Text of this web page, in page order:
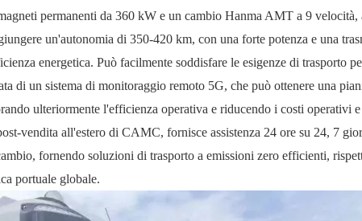
permanenti da 360 kW e un cambio Hanma AMT a 9 velocità,
un'autonomia di 350-420 km, con una forte potenza e una
energetica. Può facilmente soddisfare le esigenze di trasporto
di un sistema di monitoraggio remoto 5G, che può ottenere una
ulteriormente l'efficienza operativa e riducendo i costi operativi
vendita all'estero di CAMC, fornisce assistenza 24 ore su 24, 7
fornendo soluzioni di trasporto a emissioni zero efficienti,
portuale globale.